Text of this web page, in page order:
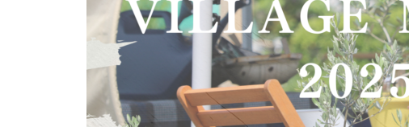
【ワークショップ】お家で楽し
むオリーブの育て方-岡井路子先